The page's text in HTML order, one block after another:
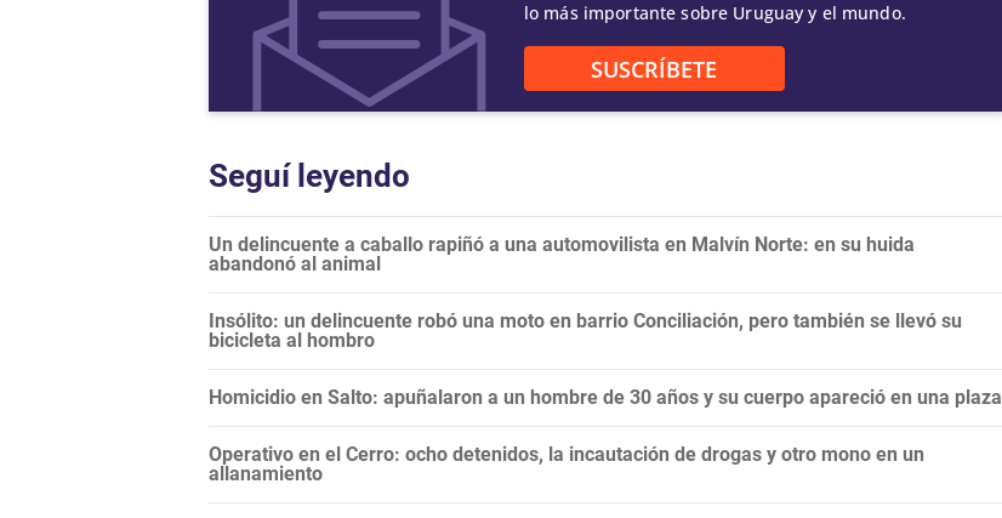
lo más importante sobre Uruguay y el mundo.
SUSCRÍBETE
Seguí leyendo
Un delincuente a caballo rapiñó a una automovilista en Malvín Norte: en su huida
abandonó al animal
Insólito: un delincuente robó una moto en barrio Conciliación, pero también se llevó su
bicicleta al hombro
Homicidio en Salto: apuñalaron a un hombre de 30 años y su cuerpo apareció en una plaza
Operativo en el Cerro: ocho detenidos, la incautación de drogas y otro mono en un
allanamiento